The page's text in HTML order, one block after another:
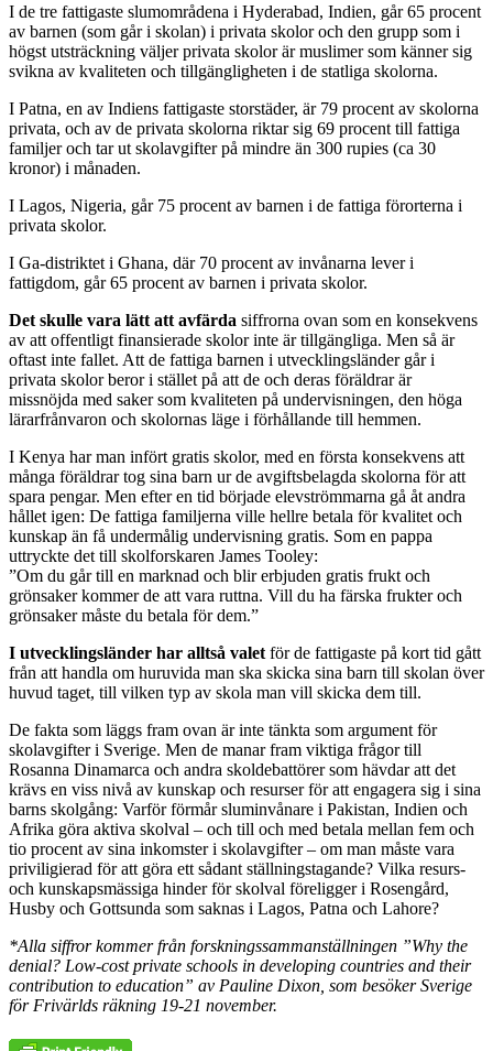
I de tre fattigaste slumområdena i Hyderabad, Indien, går 65 procent
av barnen (som går i skolan) i privata skolor och den grupp som i
högst utsträckning väljer privata skolor är muslimer som känner sig
svikna av kvaliteten och tillgängligheten i de statliga skolorna.
I Patna, en av Indiens fattigaste storstäder, är 79 procent av skolorna
privata, och av de privata skolorna riktar sig 69 procent till fattiga
familjer och tar ut skolavgifter på mindre än 300 rupies (ca 30
kronor) i månaden.
I Lagos, Nigeria, går 75 procent av barnen i de fattiga förorterna i
privata skolor.
I Ga-distriktet i Ghana, där 70 procent av invånarna lever i
fattigdom, går 65 procent av barnen i privata skolor.
Det skulle vara lätt att avfärda siffrorna ovan som en konsekvens
av att offentligt finansierade skolor inte är tillgängliga. Men så är
oftast inte fallet. Att de fattiga barnen i utvecklingsländer går i
privata skolor beror i stället på att de och deras föräldrar är
missnöjda med saker som kvaliteten på undervisningen, den höga
lärarfrånvaron och skolornas läge i förhållande till hemmen.
I Kenya har man infört gratis skolor, med en första konsekvens att
många föräldrar tog sina barn ur de avgiftsbelagda skolorna för att
spara pengar. Men efter en tid började elevströmmarna gå åt andra
hållet igen: De fattiga familjerna ville hellre betala för kvalitet och
kunskap än få undermålig undervisning gratis. Som en pappa
uttryckte det till skolforskaren James Tooley:
”Om du går till en marknad och blir erbjuden gratis frukt och
grönsaker kommer de att vara ruttna. Vill du ha färska frukter och
grönsaker måste du betala för dem.”
I utvecklingsländer har alltså valet för de fattigaste på kort tid gått
från att handla om huruvida man ska skicka sina barn till skolan över
huvud taget, till vilken typ av skola man vill skicka dem till.
De fakta som läggs fram ovan är inte tänkta som argument för
skolavgifter i Sverige. Men de manar fram viktiga frågor till
Rosanna Dinamarca och andra skoldebattörer som hävdar att det
krävs en viss nivå av kunskap och resurser för att engagera sig i sina
barns skolgång: Varför förmår sluminvånare i Pakistan, Indien och
Afrika göra aktiva skolval – och till och med betala mellan fem och
tio procent av sina inkomster i skolavgifter – om man måste vara
priviligierad för att göra ett sådant ställningstagande? Vilka resurs-
och kunskapsmässiga hinder för skolval föreligger i Rosengård,
Husby och Gottsunda som saknas i Lagos, Patna och Lahore?
*Alla siffror kommer från forskningssammanställningen ”Why the
denial? Low-cost private schools in developing countries and their
contribution to education” av Pauline Dixon, som besöker Sverige
för Frivärlds räkning 19-21 november.